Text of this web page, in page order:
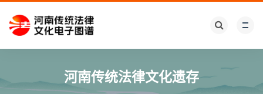
河南传统法律文化遗存